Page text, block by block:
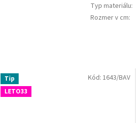
Tip
LETO33
Kód: 1643/BAV
Typ materiálu:
Rozmer v cm: